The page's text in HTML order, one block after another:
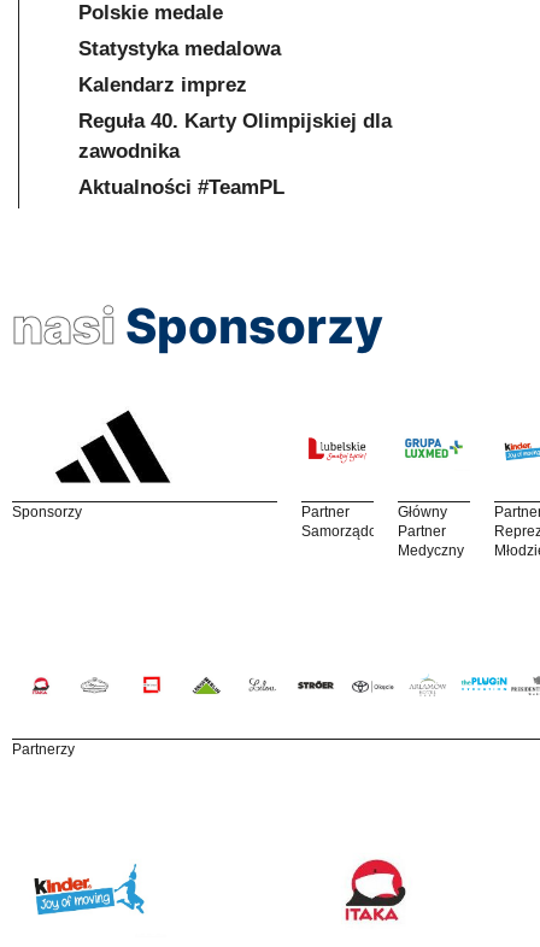
Polskie medale
Statystyka medalowa
Kalendarz imprez
Reguła 40. Karty Olimpijskiej dla
zawodnika
Aktualności #TeamPL
nasi Sponsorzy
Sponsorzy
Partner
Samorządowy
Główny
Partner
Medyczny
Partnerzy